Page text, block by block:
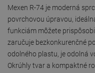
Mexen R-74 je moderná
povrchovou úpravou,
funkciám môžete
zaručuje bezkonkurenčné
odolného plastu, je odolná
Okrúhly tvar a kompaktné